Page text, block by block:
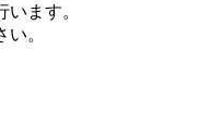
ます。
。